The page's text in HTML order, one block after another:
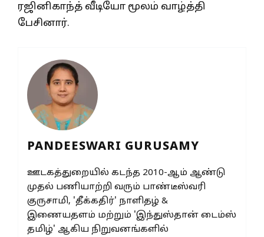
ரஜினிகாந்த் வீடியோ மூலம் வாழ்த்தி
பேசினார்.
PANDEESWARI GURUSAMY
ஊடகத்துறையில் கடந்த 2010-ஆம் ஆண்டு
முதல் பணியாற்றி வரும் பாண்டீஸ்வரி
குருசாமி, 'தீக்கதிர்' நாளிதழ் &
இணையதளம் மற்றும் 'இந்துஸ்தான் டைம்ஸ்
தமிழ்' ஆகிய நிறுவனங்களில்